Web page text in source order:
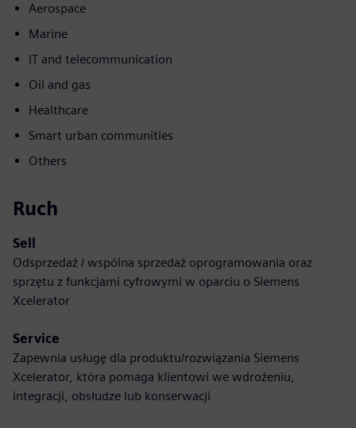
Aerospace
Marine
IT and telecommunication
Oil and gas
Healthcare
Smart urban communities
Others
Ruch
Sell
Odsprzedaż / wspólna sprzedaż oprogramowania oraz
sprzętu z funkcjami cyfrowymi w oparciu o Siemens
Xcelerator
Service
Zapewnia usługę dla produktu/rozwiązania Siemens
Xcelerator, która pomaga klientowi we wdrożeniu,
integracji, obsłudze lub konserwacji